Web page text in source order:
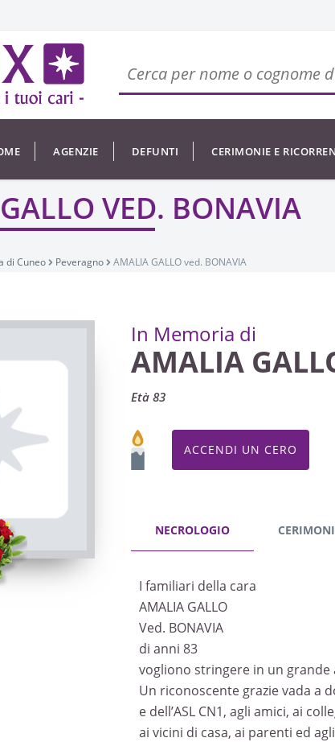
AGENZIE DEFUNTI CERIMONIE E
VED. BONAVIA
di Cuneo Peveragno AMALIA GALLO ved. BONAVIA
In Memoria di
AMALIA
Età 83
ACCENDI UN CERO
NECROLOGIO
I familiari della cara
AMALIA GALLO
Ved. BONAVIA
di anni 83
vogliono stringere in un
Un riconoscente grazie vada a
e dell’ASL CN1, agli amici, ai
ai vicini di casa, ai parenti ed